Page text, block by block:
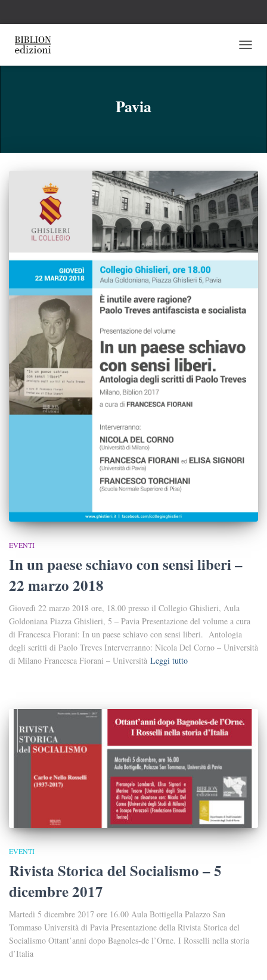
Pavia
EVENTI
In un paese schiavo con sensi liberi –
22 marzo 2018
Giovedì 22 marzo 2018 ore, 18.00 presso il Collegio Ghislieri, Aula
Goldoniana Piazza Ghislieri, 5 – Pavia Presentazione del volume a cura
di Francesca Fiorani: In un paese schiavo con sensi liberi. Antologia
degli scritti di Paolo Treves Interverranno: Nicola Del Corno – Università
di Milano Francesca Fiorani – Università Leggi tutto
EVENTI
Rivista Storica del Socialismo – 5
dicembre 2017
Martedì 5 dicembre 2017 ore 16.00 Aula Bottigella Palazzo San
Tommaso Università di Pavia Presentazione della Rivista Storica del
Socialismo Ottant’anni dopo Bagnoles-de l’Orne. I Rosselli nella storia
d’Italia